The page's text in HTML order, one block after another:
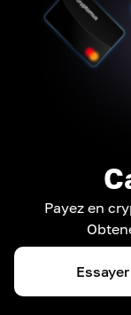
Payez en
Essayer